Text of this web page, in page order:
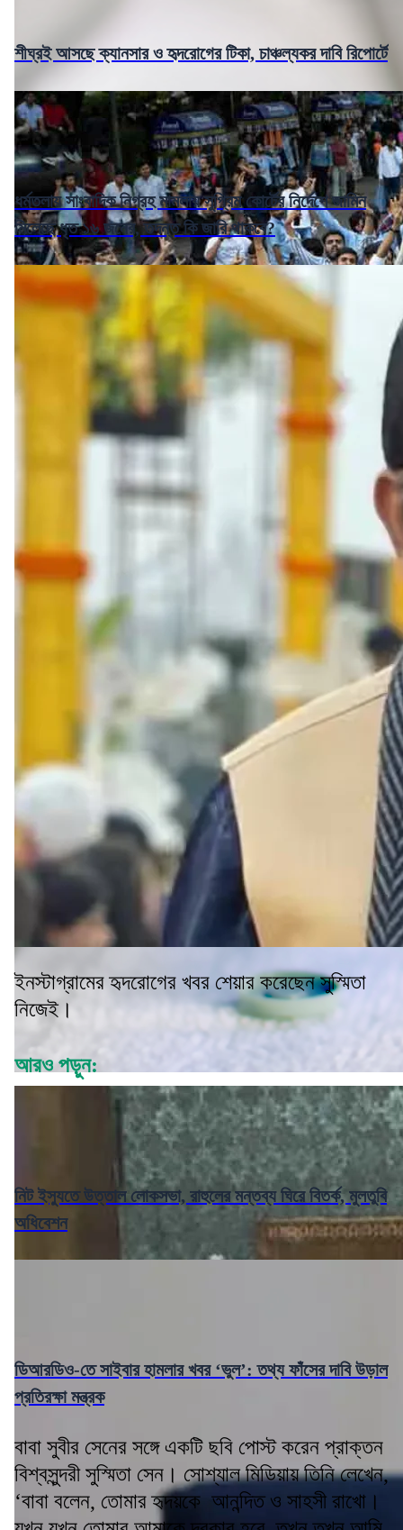
শীঘ্রই আসছে ক্যানসার ও হৃদরোগের টিকা, চাঞ্চল্যকর দাবি রিপোর্টে
ধর্মতলায় সাংবাদিক নিগ্রহ মামলায় সুপ্রিম কোর্টের নির্দেশে জামিন
মিলেছে ধৃত ১৬ জনের, তদন্ত কি জারি থাকবে?
ইনস্টাগ্রামের হৃদরোগের খবর শেয়ার করেছেন সুস্মিতা
নিজেই।
আরও পড়ুন:
নিট ইস্যুতে উত্তাল লোকসভা, রাহুলের মন্তব্য ঘিরে বিতর্ক, মুলতুবি
অধিবেশন
ডিআরডিও-তে সাইবার হামলার খবর ‘ভুল’: তথ্য ফাঁসের দাবি উড়াল
প্রতিরক্ষা মন্ত্রক
বাবা সুবীর সেনের সঙ্গে একটি ছবি পোস্ট করেন প্রাক্তন
বিশ্বসুন্দরী সুস্মিতা সেন। সোশ্যাল মিডিয়ায় তিনি লেখেন,
‘বাবা বলেন, তোমার হৃদয়কে আনন্দিত ও সাহসী রাখো।